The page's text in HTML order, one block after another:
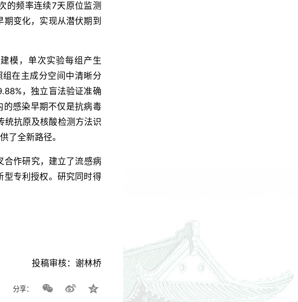
的频率连续7天原位监测
变化，实现从潜伏期到
模，单次实验每组产生
在主成分空间中清晰分
，独立盲法验证准确
感染早期不仅是抗病毒
统抗原及核酸检测方法识
了全新路径。
合作研究，建立了流感病
型专利授权。研究同时得
投稿审核：谢林桥
分享：